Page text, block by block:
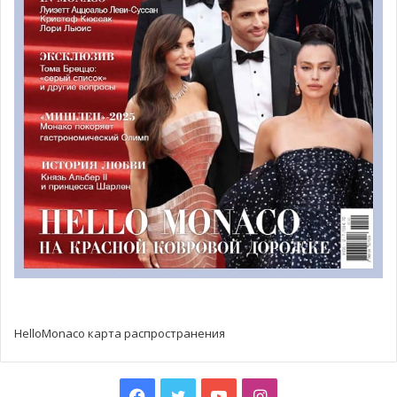
Гишар(Pascal Guichard) разрешит показать запись
признания Яновски прямо во время слушания, прояснив
тем самым один из мотивов убийства.
Согласно видеозаписи с дачи показаний, Вожич Яновски
дважды отказывается от присутствия адвоката, а также
переводчика. Отвечая на вопрос одного из
следователей, он четко признается в убийстве Элен
Пастор и в том, что именно он попросил Паскаля
Дориака «решить проблему с тещей».
Показания Яновски также представили следствию мотив
подозреваемый утверждал, что заказал убийство для
того, чтобы спасти свою супругу от «вечной хватки ее
властной матери».
HelloMonaco карта распространения